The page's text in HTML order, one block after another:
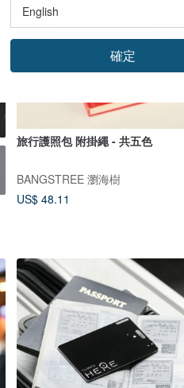
旅行護照包 附掛繩 - 共五色
BANGSTREE 瀏海樹
US$ 48.11
確定